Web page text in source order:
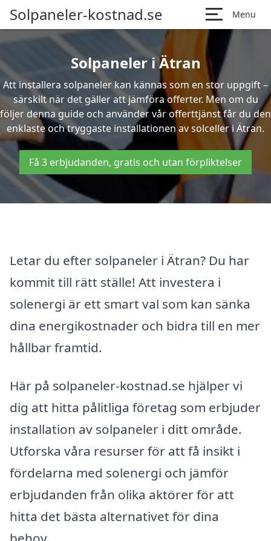
Solpaneler-kostnad.se Menu
Solpaneler i Ätran
Att installera solpaneler kan kännas som en stor uppgift –
särskilt när det gäller att jämföra offerter. Men om du
följer denna guide och använder vår offerttjänst får du den
enklaste och tryggaste installationen av solceller i Ätran.
Få 3 erbjudanden, gratis och utan förpliktelser
Letar du efter solpaneler i Ätran? Du har
kommit till rätt ställe! Att investera i
solenergi är ett smart val som kan sänka
dina energikostnader och bidra till en mer
hållbar framtid.
Här på solpaneler-kostnad.se hjälper vi
dig att hitta pålitliga företag som erbjuder
installation av solpaneler i ditt område.
Utforska våra resurser för att få insikt i
fördelarna med solenergi och jämför
erbjudanden från olika aktörer för att
hitta det bästa alternativet för dina